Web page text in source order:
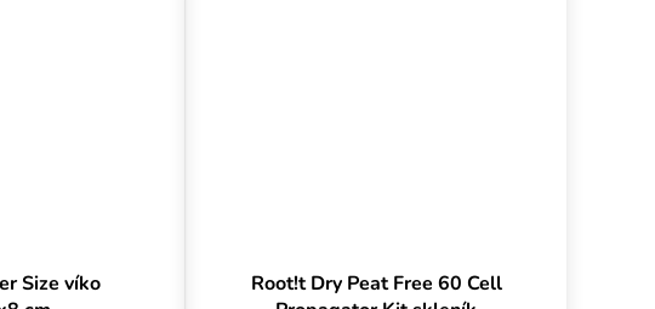
Size víko
Root!t Dry Peat Free 60 Cell